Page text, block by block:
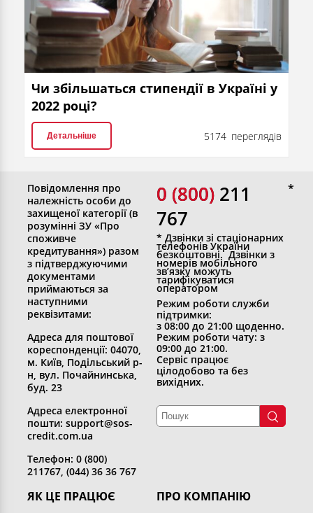
Чи збільшаться стипендії в Україні у
2022 році?
Детальніше 5174 переглядів
ЯК ЦЕ ПРАЦЮЄ ПРО КОМПАНІЮ
Повідомлення про
належність особи до
захищеної категорії (в
розумінні ЗУ «Про
споживче
кредитування») разом
з підтверджуючими
документами
приймаються за
наступними
реквізитами:
Адреса для поштової
кореспонденції: 04070,
м. Київ, Подільський р-
н, вул. Почайнинська,
буд. 23
Адреса електронної
пошти: support@sos-
credit.com.ua
Телефон: 0 (800)
211767, (044) 36 36 767
0 (800)
0 (800) 211
767
* Дзвінки зі стаціонарних
телефонів України
безкоштовні. Дзвінки з
номерів мобільного
зв’язку можуть
тарифікуватися
оператором
Режим роботи служби
підтримки:
з 08:00 до 21:00 щоденно.
Режим роботи чату: з
09:00 до 21:00.
Сервіс працює
цілодобово та без
вихідних.